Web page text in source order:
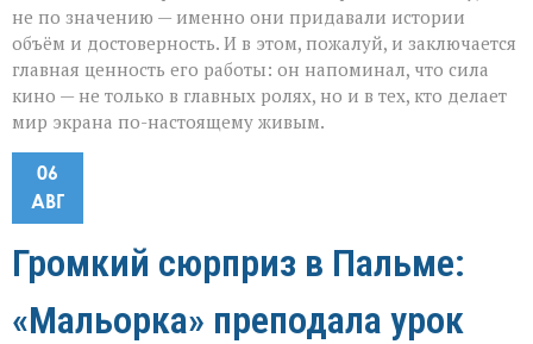
не по значению — именно они придавали истории
объём и достоверность. И в этом, пожалуй, и заключается
главная ценность его работы: он напоминал, что сила
кино — не только в главных ролях, но и в тех, кто делает
мир экрана по-настоящему живым.
06
АВГ
Громкий сюрприз в Пальме:
«Мальорка» преподала урок